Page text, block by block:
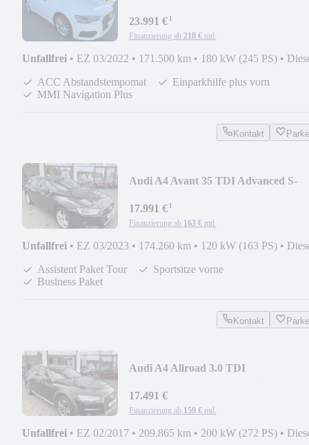
23.991 €¹
Finanzierung ab 218 € mtl.
Unfallfrei • EZ 03/2022 • 171.500 km • 180 kW (245 PS) •
ACC Abstandstempomat
Einparkhilfe plus vorn
MMI Navigation Plus
Kontakt
Audi A4 Avant 35 TDI Advanced S-
17.991 €¹
Finanzierung ab 163 € mtl.
Unfallfrei • EZ 03/2023 • 174.260 km • 120 kW (163 PS) •
Assistent Paket Tour
Sportsitze vorne
Business Paket
Kontakt
Audi A4 Allroad 3.0 TDI
17.491 €
Finanzierung ab 159 € mtl.
Unfallfrei • EZ 02/2017 • 209.865 km • 200 kW (272 PS) •